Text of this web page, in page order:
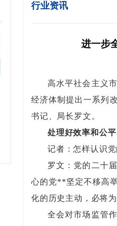
行业资讯
进一步
高水平社会主义
经济体制提出一系列
书记、局长罗文。
处理好效率和公
记者：怎样认识
罗文：党的二十
心的党**坚定不移高
化的历史主动，必将
全会对市场监管